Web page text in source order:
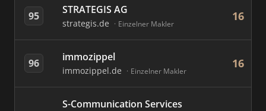
95 STRATEGIS AG
strategis.de Einzelner Makler
16
96 immozippel
immozippel.de Einzelner Makler
16
S-Communication Services